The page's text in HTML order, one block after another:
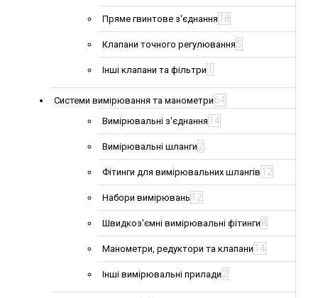
Пряме гвинтове з'єднання 18
Клапани точного регулювання 5
Інші клапани та фільтри 1
Системи вимірювання та манометри 64
Вимірювальні з'єднання 14
Вимірювальні шланги 2
Фітинги для вимірювальних шлангів 12
Набори вимірювань 12
Швидкоз'ємні вимірювальні фітинги 8
Манометри, редуктори та клапани 14
Інші вимірювальні прилади 2